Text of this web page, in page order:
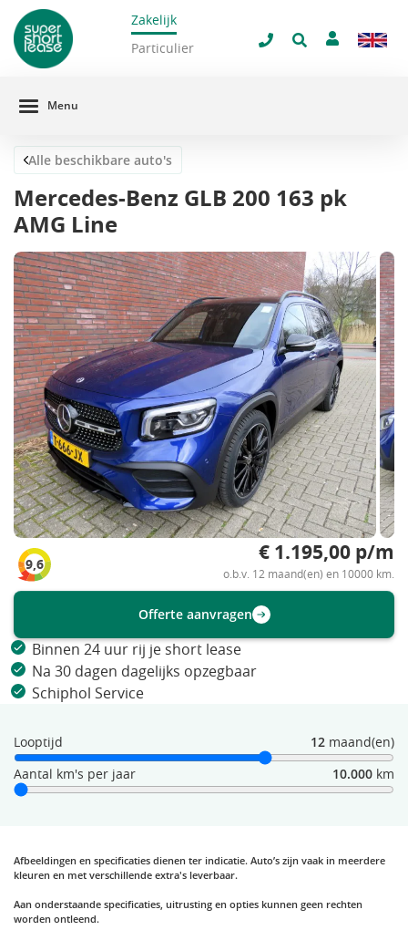
Zakelijk
Particulier
Menu
Alle beschikbare auto's
Mercedes-Benz GLB 200 163 pk
AMG Line
9,6 € 1.195,00 p/m
o.b.v. 12 maand(en) en 10000 km.
Offerte aanvragen
Binnen 24 uur rij je short lease
Na 30 dagen dagelijks opzegbaar
Schiphol Service
Looptijd 12 maand(en)
Aantal km's per jaar
10.000 km
Afbeeldingen en specificaties dienen ter indicatie. Auto’s zijn vaak in meerdere
kleuren en met verschillende extra's leverbaar.
Aan onderstaande specificaties, uitrusting en opties kunnen geen rechten
worden ontleend.
Sluit